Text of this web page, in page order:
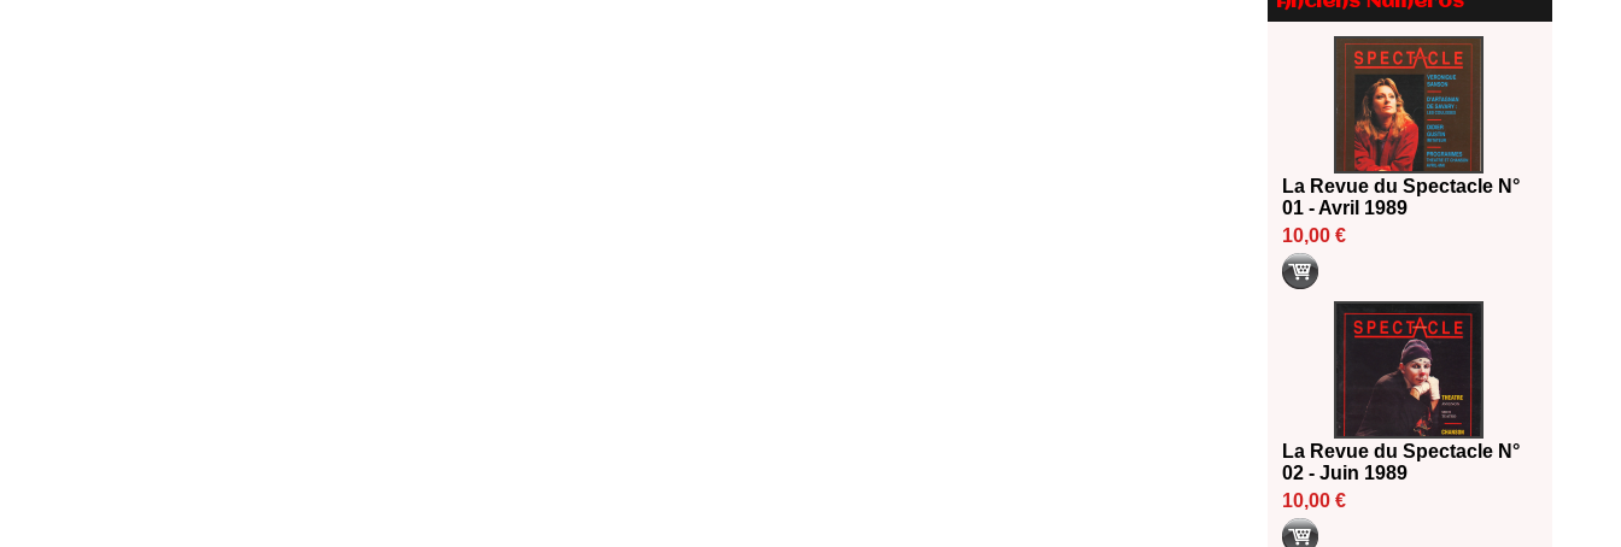
Le palmarès des prix SACD
Les 10 lauréats du Fonds
Grandes Formes Théâtre 2026
Nomination de Nathalie
Garraud et Olivier Saccomano à
la direction du Théâtre de
Gennevilliers - CDN
13/06/2026
Dispositif SACD Auteurs
d'espaces : les lauréats 2026
La Revue du Spectacle N°
01 - Avril 1989
10,00 €
La Revue du Spectacle N°
02 - Juin 1989
10,00 €